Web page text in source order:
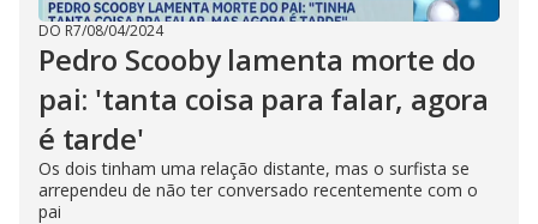
DO R7/08/04/2024
Pedro Scooby lamenta morte do
pai: 'tanta coisa para falar, agora
é tarde'
Os dois tinham uma relação distante, mas o surfista se
arrependeu de não ter conversado recentemente com o
pai